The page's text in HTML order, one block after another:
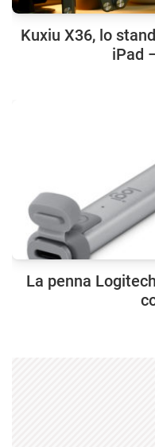
Kuxiu X36, lo
iPad
La penna